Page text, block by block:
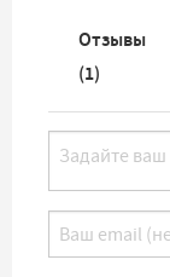
Отзывы
(1)